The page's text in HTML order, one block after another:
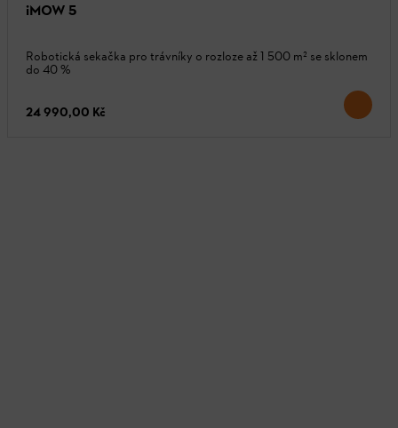
iMOW 5
Robotická sekačka pro trávníky o rozloze až 1 500 m² se sklonem
do 40 %
24 990,00 Kč